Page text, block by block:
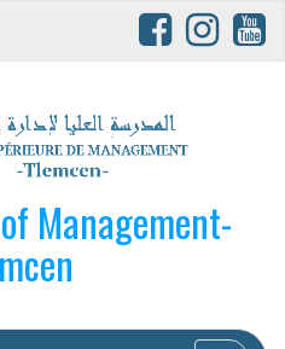
Management-